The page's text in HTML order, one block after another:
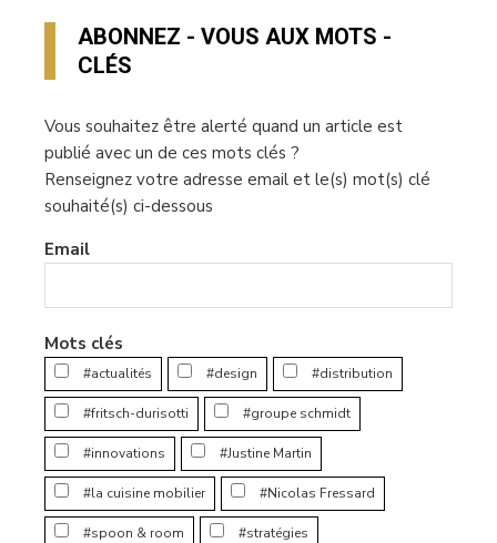
ABONNEZ - VOUS AUX MOTS -
CLÉS
Vous souhaitez être alerté quand un article est
publié avec un de ces mots clés ?
Renseignez votre adresse email et le(s) mot(s) clé
souhaité(s) ci-dessous
Email
Mots clés
#actualités #design #distribution
#fritsch-durisotti #groupe schmidt
#innovations #Justine Martin
#la cuisine mobilier #Nicolas Fressard
#spoon & room #stratégies